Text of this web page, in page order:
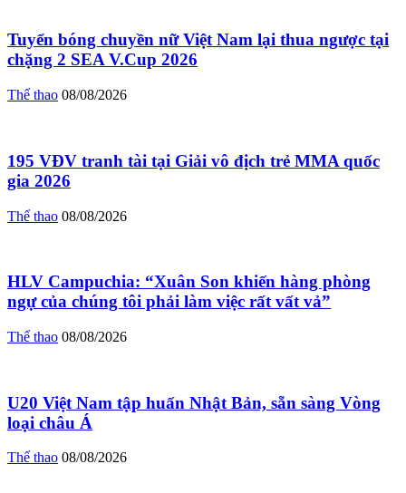
Tuyển bóng chuyền nữ Việt Nam lại thua ngược tại
chặng 2 SEA V.Cup 2026
Thể thao 08/08/2026
195 VĐV tranh tài tại Giải vô địch trẻ MMA quốc
gia 2026
Thể thao 08/08/2026
HLV Campuchia: “Xuân Son khiến hàng phòng
ngự của chúng tôi phải làm việc rất vất vả”
Thể thao 08/08/2026
U20 Việt Nam tập huấn Nhật Bản, sẵn sàng Vòng
loại châu Á
Thể thao 08/08/2026